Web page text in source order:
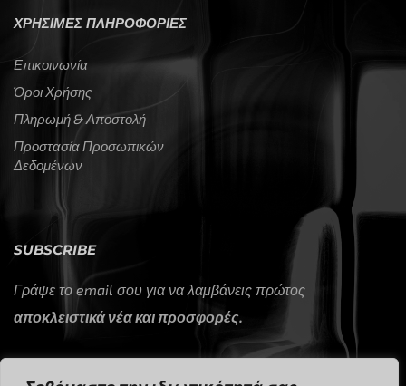
ΧΡΗΣΙΜΕΣ ΠΛΗΡΟΦΟΡΙΕΣ
Επικοινωνία
Όροι Χρήσης
Πληρωμή & Αποστολή
Προστασία Προσωπικών
Δεδομένων
SUBSCRIBE
Γράψε το email σου για να λαμβάνεις πρώτος
αποκλειστικά νέα και προσφορές.